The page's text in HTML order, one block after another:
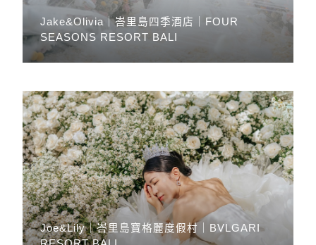
Jake&Olivia｜峇里島四季酒店｜FOUR
SEASONS RESORT BALI
Joe&Lily｜峇里島寶格麗度假村｜BVLGARI